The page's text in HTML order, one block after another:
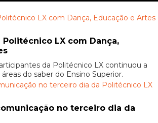
LX com Dança,
da Politécnico LX continuou a
do saber do Ensino Superior.
no terceiro dia da